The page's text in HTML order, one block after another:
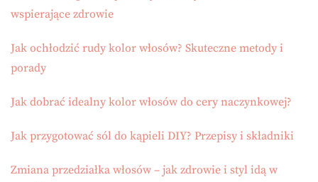
wspierające zdrowie
Jak ochłodzić rudy kolor włosów? Skuteczne metody i
porady
Jak dobrać idealny kolor włosów do cery naczynkowej?
Jak przygotować sól do kąpieli DIY? Przepisy i składniki
Zmiana przedziałka włosów – jak zdrowie i styl idą w